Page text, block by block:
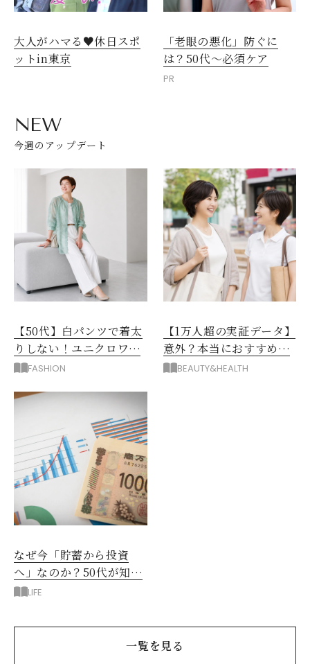
大人がハマる♥休日スポ
ットin東京
「老眼の悪化」防ぐに
は？50代～必須ケア
PR
NEW
今週のアップデート
【50代】白パンツで着太
りしない！ユニクロワイ
ドパンツ夏の着回しテク
FASHION
【1万人超の実証データ】
意外？本当におすすめな
運動とストレス解消法と
BEAUTY&HEALTH
なぜ今「貯蓄から投資
へ」なのか？50代が知る
べきお金の新常識
LIFE
一覧を見る